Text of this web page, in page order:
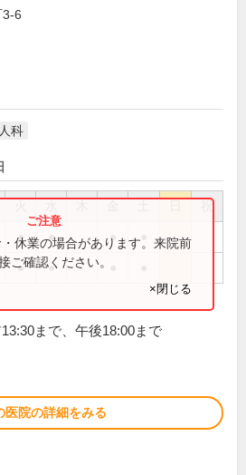
3-6
科
祝
● ● ●
● ●
休業の場合があります。来院前
ご確認ください。
×閉じる
まで、午後18:00まで
医院の詳細をみる